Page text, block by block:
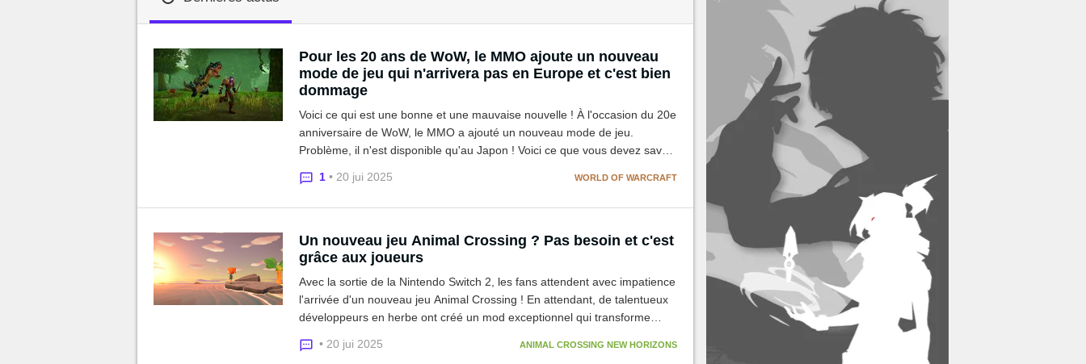
MGG
Pour les 20 ans de WoW, le MMO ajoute un nouveau
mode de jeu qui n'arrivera pas en Europe et c'est bien
dommage
Voici ce qui est une bonne et une mauvaise nouvelle ! À l'occasion du 20e
anniversaire de WoW, le MMO a ajouté un nouveau mode de jeu.
Problème, il n'est disponible qu'au Japon ! Voici ce que vous devez savoir
1 • 20 jui 2025 WORLD OF WARCRAFT
Un nouveau jeu Animal Crossing ? Pas besoin et c'est
grâce aux joueurs
Avec la sortie de la Nintendo Switch 2, les fans attendent avec impatience
l'arrivée d'un nouveau jeu Animal Crossing ! En attendant, de talentueux
développeurs en herbe ont créé un mod exceptionnel qui transforme
• 20 jui 2025 ANIMAL CROSSING NEW HORIZONS